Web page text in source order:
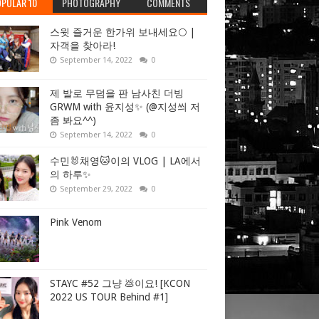
스윗 즐거운 한가위 보내세요🌕 |
자객을 찾아라!
September 14, 2022 0
제 발로 무덤을 판 남사친 더빙
GRWM with 윤지성✨ (@지성씌 저
좀 봐요^^)
September 14, 2022 0
수민🐰채영🐱이의 VLOG | LA에서
의 하루✨
September 29, 2022 0
Pink Venom
STAYC #52 그냥 💩이요! [KCON
2022 US TOUR Behind #1]